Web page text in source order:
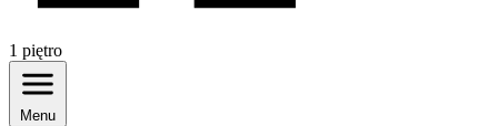
1 piętro
Menu